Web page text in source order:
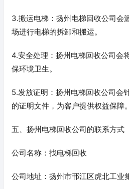
3.搬运电梯：扬州电梯回收公司会
场进行电梯的拆卸和搬运。
4.安全处理：扬州电梯回收公司会
保环境卫生。
5.发放证明：扬州电梯回收公司会
的证明文件，为客户提供权益保障。
五、扬州电梯回收公司的联系方式
公司名称：找电梯回收
公司地址：扬州市邗江区虎北工业